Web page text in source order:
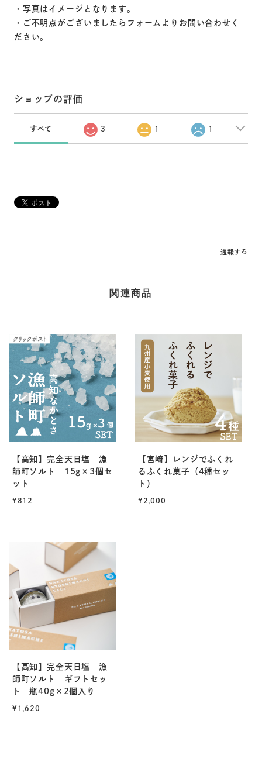
・写真はイメージとなります。
・ご不明点がございましたらフォームよりお問い合わせく
ださい。
ショップの評価
すべて 3 1 1
通報する
関連商品
【高知】完全天日塩 漁
師町ソルト 15g×3個セ
ット
¥812
【宮崎】レンジでふくれ
るふくれ菓子（4種セッ
ト）
¥2,000
【高知】完全天日塩 漁
師町ソルト ギフトセッ
ト 瓶40g×2個入り
¥1,620